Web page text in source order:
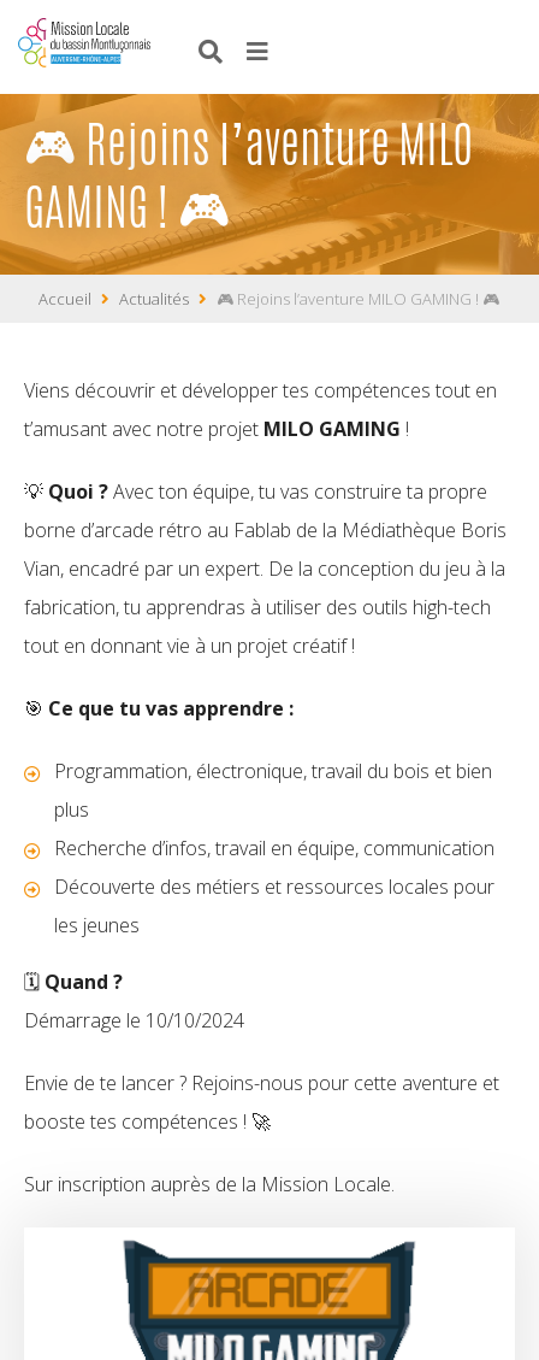
🎮 Rejoins l’aventure MILO
GAMING ! 🎮
Accueil Actualités 🎮 Rejoins l’aventure MILO GAMING ! 🎮
Viens découvrir et développer tes compétences tout en
t’amusant avec notre projet MILO GAMING !
💡 Quoi ?Avec ton équipe, tu vas construire ta propre
borne d’arcade rétro au Fablab de la Médiathèque Boris
Vian, encadré par un expert. De la conception du jeu à la
fabrication, tu apprendras à utiliser des outils high-tech
tout en donnant vie à un projet créatif !
🎯 Ce que tu vas apprendre :
Programmation, électronique, travail du bois et bien
plus
Recherche d’infos, travail en équipe, communication
Découverte des métiers et ressources locales pour
les jeunes
🗓️ Quand ?
Démarrage le 10/10/2024
Envie de te lancer ? Rejoins-nous pour cette aventure et
booste tes compétences ! 🚀
Sur inscription auprès de la Mission Locale.